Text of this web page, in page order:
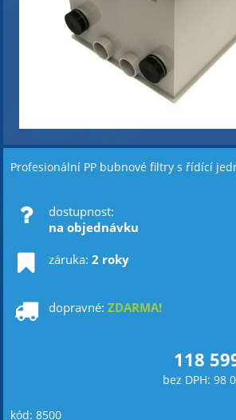
Profesionální PP bubnové filtry s řídící
dostupnost:
na objednávku
záruka: 2 roky
dopravné: ZDARMA!
118
bez DPH: 98
kód: 8500